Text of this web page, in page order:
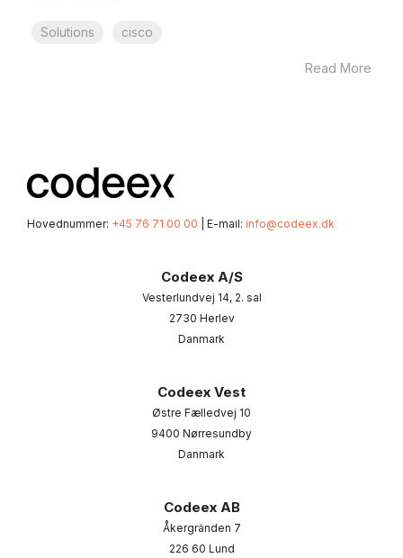
Solutions cisco
Read More
Hovednummer: +45 76 71 00 00 | E-mail: info@codeex.dk
Codeex A/S
Vesterlundvej 14, 2. sal
2730 Herlev
Danmark
Codeex Vest
Østre Fælledvej 10
9400 Nørresundby
Danmark
Codeex AB
Åkergränden 7
226 60 Lund